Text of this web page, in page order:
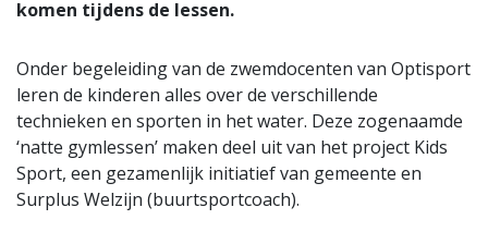
komen tijdens de lessen.
Onder begeleiding van de zwemdocenten van Optisport
leren de kinderen alles over de verschillende
technieken en sporten in het water. Deze zogenaamde
‘natte gymlessen’ maken deel uit van het project Kids
Sport, een gezamenlijk initiatief van gemeente en
Surplus Welzijn (buurtsportcoach).